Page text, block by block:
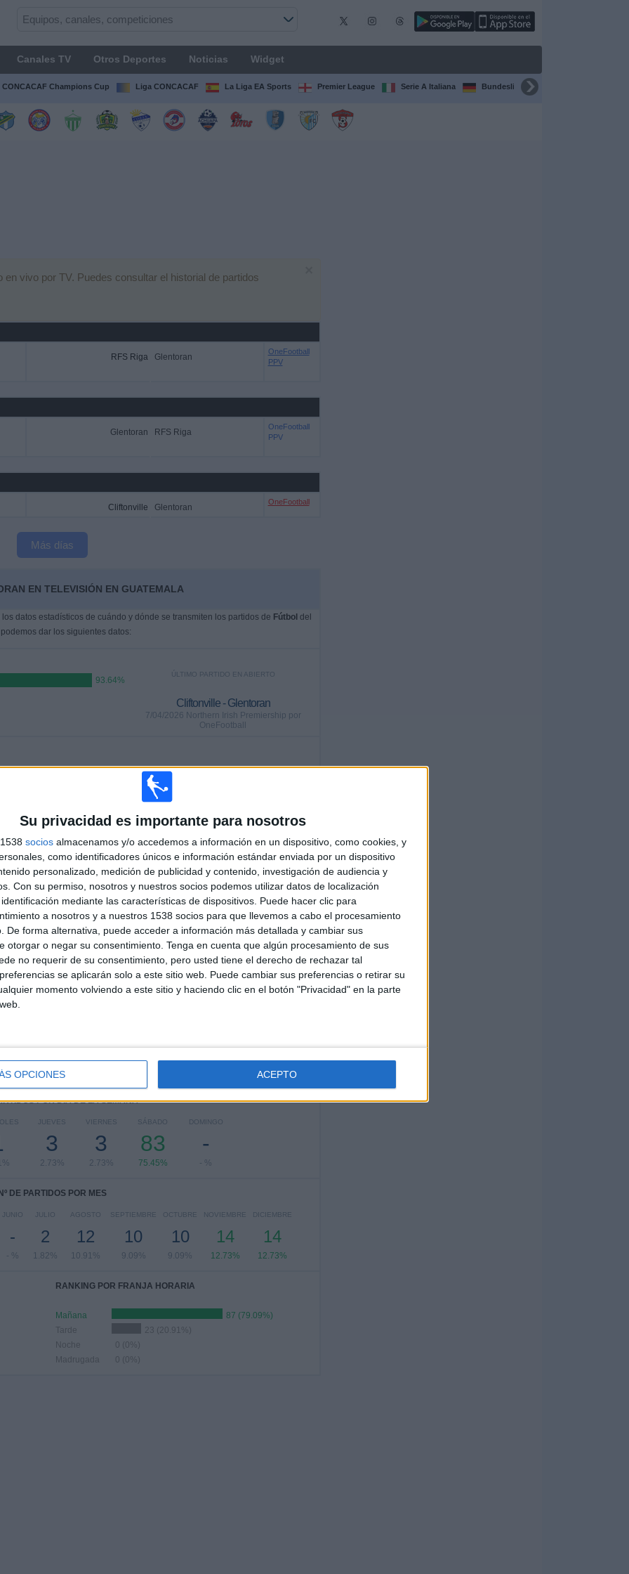
Su privacidad es importante para nosotros
socios almacenamos y/o accedemos a información en un dispositivo, como cookies, y
como identificadores únicos e información estándar enviada por un dispositivo
personalizado, medición de publicidad y contenido, investigación de audiencia y
Con su permiso, nosotros y nuestros socios podemos utilizar datos de localización
mediante las características de dispositivos. Puede hacer clic para
a nosotros y a nuestros 1538 socios para que llevemos a cabo el procesamiento
De forma alternativa, puede acceder a información más detallada y cambiar sus
otorgar o negar su consentimiento. Tenga en cuenta que algún procesamiento de sus
no requerir de su consentimiento, pero usted tiene el derecho de rechazar tal
se aplicarán solo a este sitio web. Puede cambiar sus preferencias o retirar su
momento volviendo a este sitio y haciendo clic en el botón "Privacidad" en la parte
OPCIONES ACEPTO
Canales TV Otros Deportes Noticias Widget
CONCACAF Champions Cup Liga CONCACAF La Liga EA Sports Premier League Serie A Italiana Bundesliga
vivo por TV. Puedes consultar el historial de partidos
RFS Riga Glentoran
OneFootball
PPV
Glentoran RFS Riga
OneFootball
PPV
Cliftonville Glentoran
OneFootball
Más días
EN TELEVISIÓN EN GUATEMALA
datos estadísticos de cuándo y dónde se transmiten los partidos de Fútbol del
podemos dar los siguientes datos:
93.64%
ÚLTIMO PARTIDO EN ABIERTO
Cliftonville - Glentoran
7/04/2026 Northern Irish Premiership por
OneFootball
GRATUÍTO
PARTIDOS
CONSECUTIVOS
DE PAGO
TOTAL
15
RIVALES
MÁXIMO
13
VS Ballymena
TOTAL
2
COMPETICIONES
RANKING POR COMPETICIONES
108 (98.18%)
POR DÍA DE LA SEMANA
JUEVES
3
2.73%
VIERNES
3
2.73%
SÁBADO
83
75.45%
DOMINGO
-
- %
Nº DE PARTIDOS POR MES
JUNIO
-
- %
JULIO
2
1.82%
AGOSTO
12
10.91%
SEPTIEMBRE
10
9.09%
OCTUBRE
10
9.09%
NOVIEMBRE
14
12.73%
DICIEMBRE
14
12.73%
RANKING POR FRANJA HORARIA
Mañana
87 (79.09%)
Tarde
23 (20.91%)
Noche
0 (0%)
Madrugada
0 (0%)